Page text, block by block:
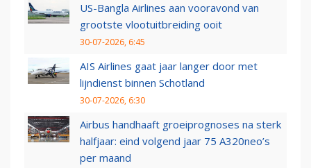
US-Bangla Airlines aan vooravond van
grootste vlootuitbreiding ooit
30-07-2026, 6:45
AIS Airlines gaat jaar langer door met
lijndienst binnen Schotland
30-07-2026, 6:30
Airbus handhaaft groeiprognoses na sterk
halfjaar: eind volgend jaar 75 A320neo’s
per maand